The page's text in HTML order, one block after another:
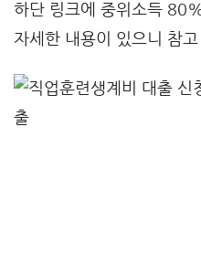
하단 링크에 중위소득
자세한 내용이 있으니 참고